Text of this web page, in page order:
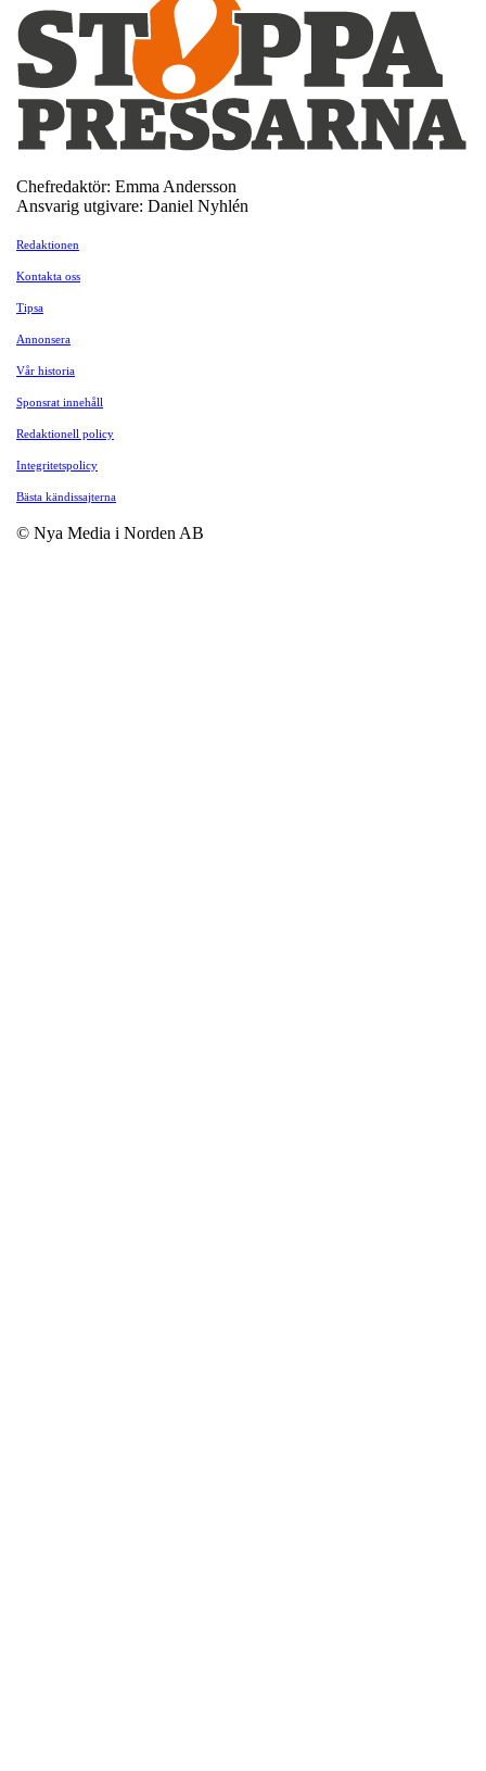
Chefredaktör: Emma Andersson
Ansvarig utgivare: Daniel Nyhlén
Redaktionen
Kontakta oss
Tipsa
Annonsera
Vår historia
Sponsrat innehåll
Redaktionell policy
Integritetspolicy
Bästa kändissajterna
© Nya Media i Norden AB